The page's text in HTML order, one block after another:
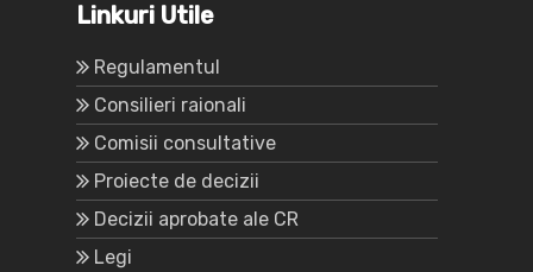
Linkuri Utile
Regulamentul
Consilieri raionali
Comisii consultative
Proiecte de decizii
Decizii aprobate ale CR
Legi